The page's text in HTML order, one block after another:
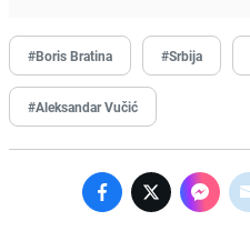
#Boris Bratina #Srbija
#Aleksandar Vučić